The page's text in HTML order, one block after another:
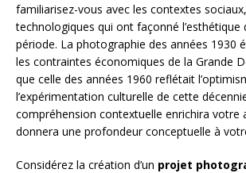
familiarisez-vous avec les contextes
technologiques qui ont façonné l’esthétique
période. La photographie des années 1930
les contraintes économiques de la Grande
que celle des années 1960 reflétait
l’expérimentation culturelle de cette
compréhension contextuelle enrichira votre
donnera une profondeur conceptuelle à
Considérez la création d’un projet